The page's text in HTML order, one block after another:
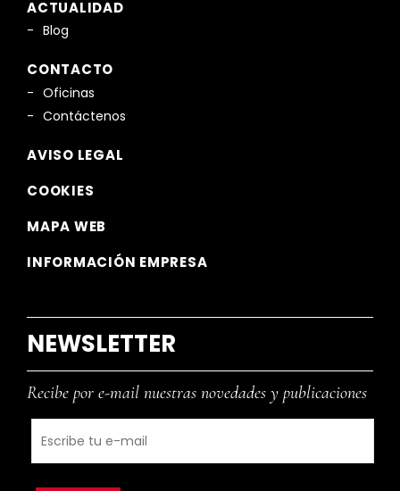
ACTUALIDAD
Blog
CONTACTO
Oficinas
Contáctenos
AVISO LEGAL
COOKIES
MAPA WEB
INFORMACIÓN EMPRESA
NEWSLETTER
Recibe por e-mail nuestras novedades y publicaciones